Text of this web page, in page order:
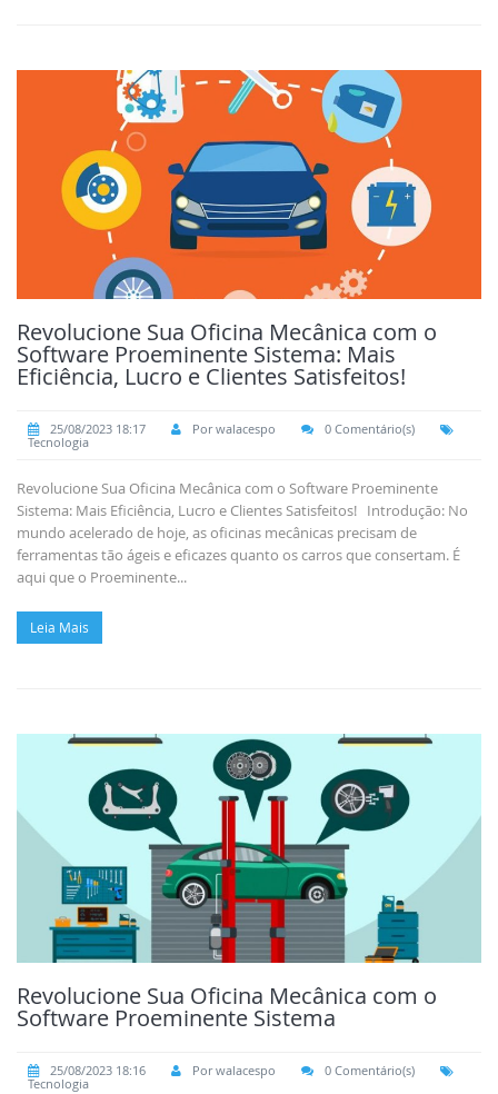
Revolucione Sua Oficina Mecânica com o
Software Proeminente Sistema: Mais
Eficiência, Lucro e Clientes Satisfeitos!
25/08/2023 18:17 Por walacespo
0 Comentário(s)
Tecnologia
Revolucione Sua Oficina Mecânica com o Software Proeminente
Sistema: Mais Eficiência, Lucro e Clientes Satisfeitos! Introdução: No
mundo acelerado de hoje, as oficinas mecânicas precisam de
ferramentas tão ágeis e eficazes quanto os carros que consertam. É
aqui que o Proeminente...
Leia Mais
Revolucione Sua Oficina Mecânica com o
Software Proeminente Sistema
25/08/2023 18:16 Por walacespo
0 Comentário(s)
Tecnologia